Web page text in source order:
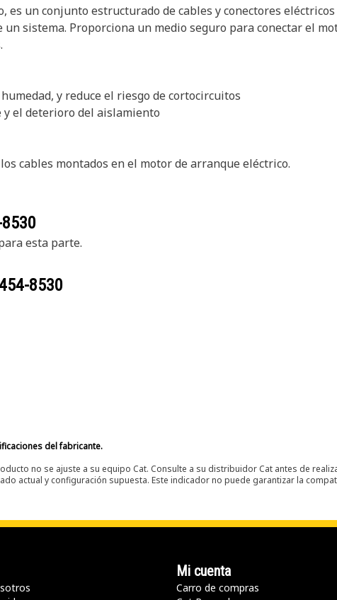
es un conjunto estructurado de cables y conectores
sistema. Proporciona un medio seguro para conectar el
y reduce el riesgo de cortocircuitos
y el deterioro del aislamiento
cables montados en el motor de arranque eléctrico.
esta parte.
8530
del fabricante.
no se ajuste a su equipo Cat. Consulte a su distribuidor Cat antes de
actual y configuración supuesta. Este indicador no puede garantizar la
Mi cuenta
Carro de compras